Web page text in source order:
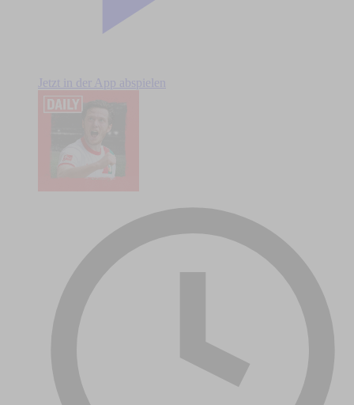
Jetzt in der App abspielen